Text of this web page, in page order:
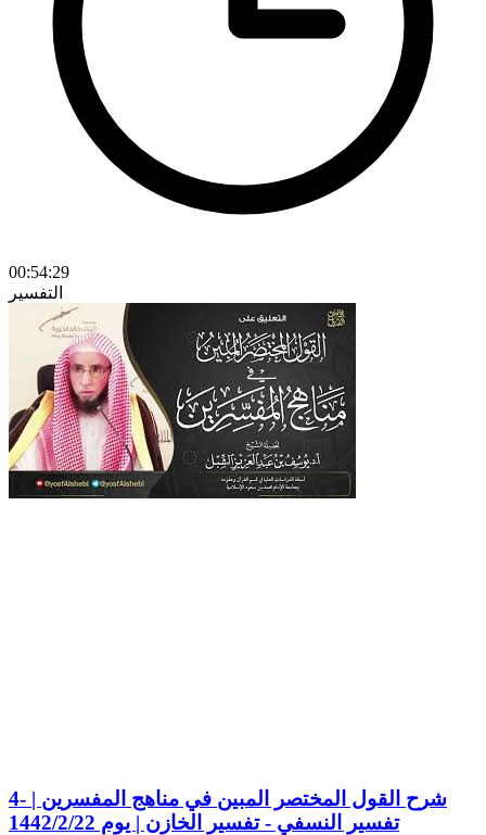
00:54:29
التفسير
4- شرح القول المختصر المبين في مناهج المفسرين |
تفسير النسفي - تفسير الخازن | يوم 1442/2/22